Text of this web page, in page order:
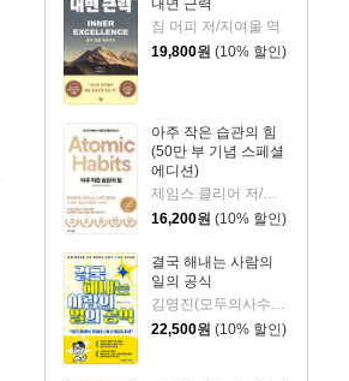
짐 머피 저/지여울 역
19,800원 (10% 할인)
아주 작은 습관의 힘
(50만 부 기념 스페셜
에디션)
16,200원 (10% 할인)
결국 해내는 사람의
일의 공식
22,500원 (10% 할인)